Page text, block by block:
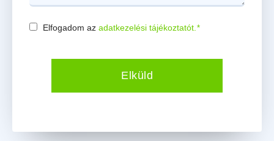
Consent*
Elfogadom az adatkezelési tájékoztatót. *
Elküld